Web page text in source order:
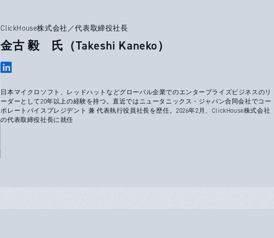
ClickHouse株式会社／代表取締役社長
金古 毅 氏（Takeshi Kaneko）
日本マイクロソフト、レッドハットなどグローバル企業でのエンタープライズビジネスのリ
ーダーとして20年以上の経験を持つ。直近ではニュータニックス・ジャパン合同会社でコー
ポレートバイスプレジデント 兼 代表執行役員社長を歴任。2026年2月、ClickHouse株式会社
の代表取締役社長に就任